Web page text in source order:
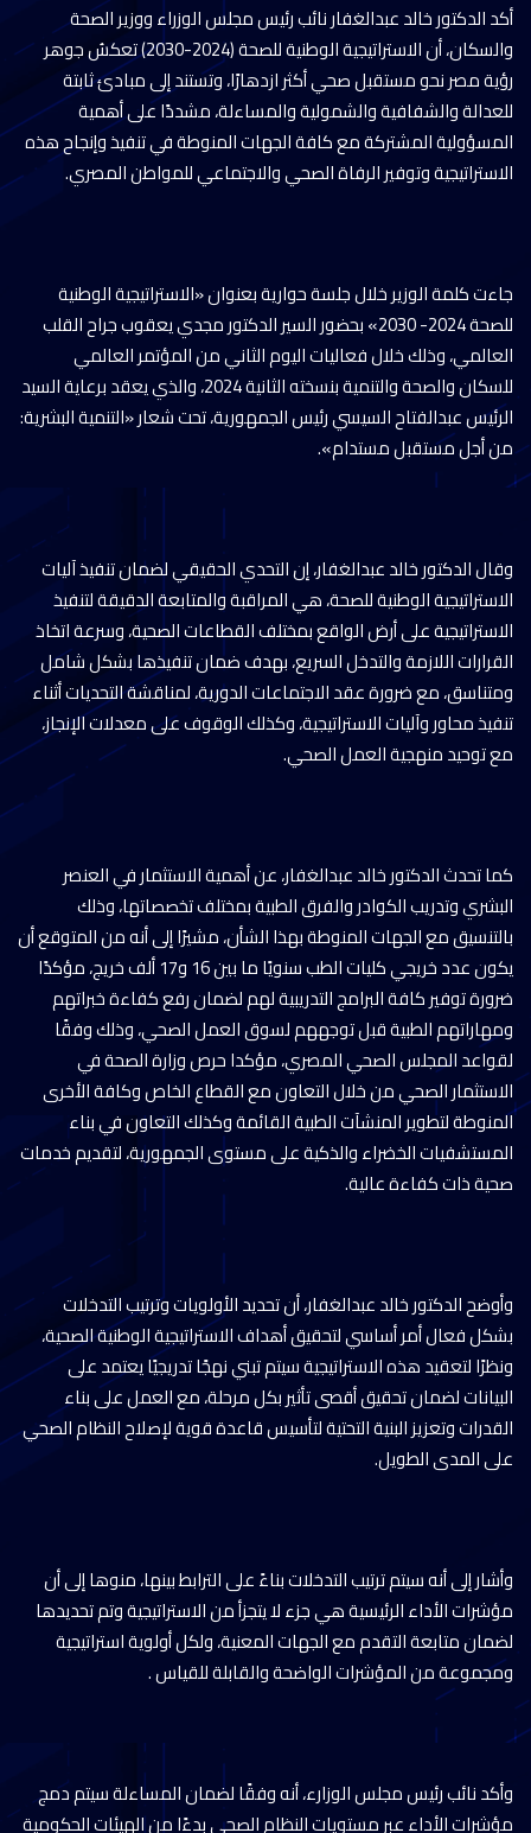
أكد الدكتور خالد عبدالغفار نائب رئيس مجلس الوزراء ووزير الصحة
والسكان، أن الاستراتيجية الوطنية للصحة (2024-2030) تعكسُ جوهر
رؤية مصر نحو مستقبل صحي أكثر ازدهارًا، وتستند إلى مبادئ ثابتة
للعدالة والشفافية والشمولية والمساءلة، مشددًا على أهمية
المسؤولية المشتركة مع كافة الجهات المنوطة في تنفيذ وإنجاح هذه
الاستراتيجية وتوفير الرفاة الصحي والاجتماعي للمواطن المصري.
جاءت كلمة الوزير خلال جلسة حوارية بعنوان «الاستراتيجية الوطنية
للصحة 2024- 2030» بحضور السير الدكتور مجدي يعقوب جراح القلب
العالمي، وذلك خلال فعاليات اليوم الثاني من المؤتمر العالمي
للسكان والصحة والتنمية بنسخته الثانية 2024، والذي يعقد برعاية السيد
الرئيس عبدالفتاح السيسي رئيس الجمهورية، تحت شعار «التنمية البشرية:
من أجل مستقبل مستدام».
وقال الدكتور خالد عبدالغفار، إن التحدي الحقيقي لضمان تنفيذ آليات
الاستراتيجية الوطنية للصحة، هي المراقبة والمتابعة الدقيقة لتنفيذ
الاستراتيجية على أرض الواقع بمختلف القطاعات الصحية، وسرعة اتخاذ
القرارات اللازمة والتدخل السريع، بهدف ضمان تنفيذها بشكل شامل
ومتناسق، مع ضرورة عقد الاجتماعات الدورية، لمناقشة التحديات أثناء
تنفيذ محاور وآليات الاستراتيجية، وكذلك الوقوف على معدلات الإنجاز،
مع توحيد منهجية العمل الصحي.
كما تحدث الدكتور خالد عبدالغفار، عن أهمية الاستثمار في العنصر
البشري وتدريب الكوادر والفرق الطبية بمختلف تخصصاتها، وذلك
بالتنسيق مع الجهات المنوطة بهذا الشأن، مشيرًا إلى أنه من المتوقع أن
يكون عدد خريجي كليات الطب سنويًا ما بين 16 و17 ألف خريج، مؤكدًا
ضرورة توفير كافة البرامج التدريبية لهم لضمان رفع كفاءة خبراتهم
ومهاراتهم الطبية قبل توجههم لسوق العمل الصحي، وذلك وفقًا
لقواعد المجلس الصحي المصري، مؤكدا حرص وزارة الصحة في
الاستثمار الصحي من خلال التعاون مع القطاع الخاص وكافة الأخرى
المنوطة لتطوير المنشآت الطبية القائمة وكذلك التعاون في بناء
المستشفيات الخضراء والذكية على مستوى الجمهورية، لتقديم خدمات
صحية ذات كفاءة عالية.
وأوضح الدكتور خالد عبدالغفار، أن تحديد الأولويات وترتيب التدخلات
بشكل فعال أمر أساسي لتحقيق أهداف الاستراتيجية الوطنية الصحية،
ونظرًا لتعقيد هذه الاستراتيجية سيتم تبني نهجًا تدريجيًا يعتمد على
البيانات لضمان تحقيق أقصى تأثير بكل مرحلة، مع العمل على بناء
القدرات وتعزيز البنية التحتية لتأسيس قاعدة قوية لإصلاح النظام الصحي
على المدى الطويل.
وأشار إلى أنه سيتم ترتيب التدخلات بناءً على الترابط بينها، منوها إلى أن
مؤشرات الأداء الرئيسية هي جزء لا يتجزأ من الاستراتيجية وتم تحديدها
لضمان متابعة التقدم مع الجهات المعنية، ولكل أولوية استراتيجية
ومجموعة من المؤشرات الواضحة والقابلة للقياس .
وأكد نائب رئيس مجلس الوزارء، أنه وفقًا لضمان المساءلة سيتم دمج
مؤشرات الأداء عبر مستويات النظام الصحي بدءًا من الهيئات الحكومية